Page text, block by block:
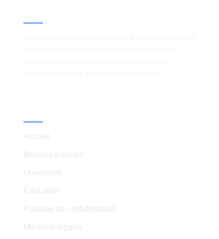
Accueil
Bourses d'études
Orientation
Éducation
Politique de confidentialité
Mentions légales